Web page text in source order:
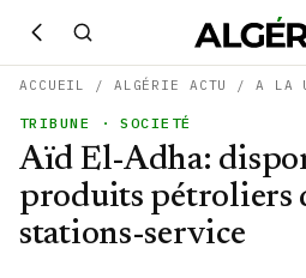
ACCUEIL / ALGÉRIE ACTU /A LA
TRIBUNE · SOCIETÉ
Aïd El-Adha:
produits pétroliers
stations-service